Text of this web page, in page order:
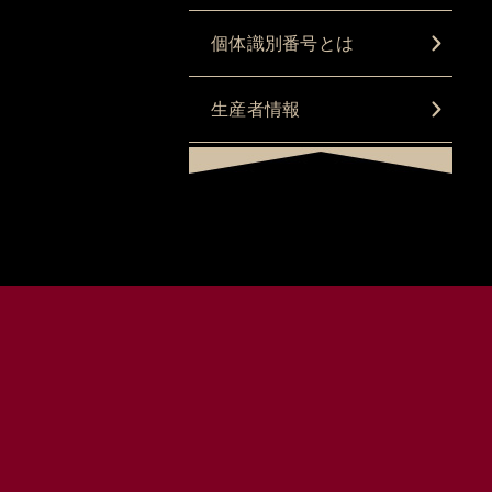
個体識別番号とは
生産者情報